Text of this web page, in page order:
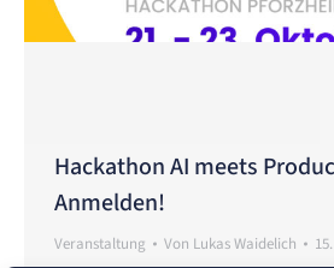
Hackathon AI meets
Anmelden!
Veranstaltung Von Lukas Waidelich